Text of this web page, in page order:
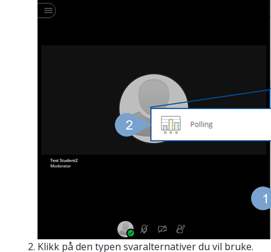
Klikk på den typen svaralternativer du vil bruke.